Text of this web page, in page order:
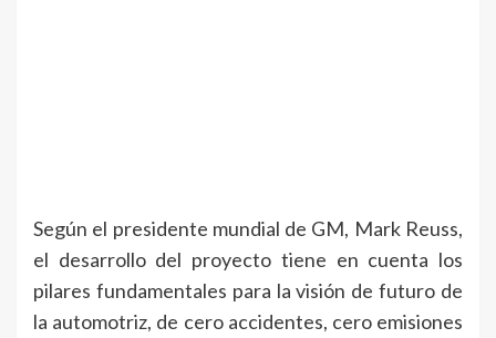
Según el presidente mundial de GM, Mark Reuss,
el desarrollo del proyecto tiene en cuenta los
pilares fundamentales para la visión de futuro de
la automotriz, de cero accidentes, cero emisiones